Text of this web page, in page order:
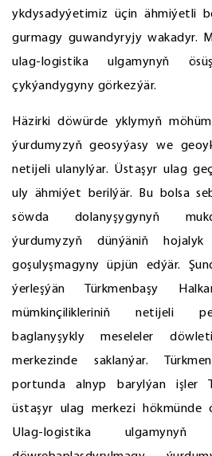
ykdysadyýetimiz üçin ähmiýetli
gurmagy guwandyryjy wakadyr.
ulag-logistika ulgamynyň
çykýandygyny görkezýär.
Häzirki döwürde yklymyň
ýurdumyzyň geosyýasy we
netijeli ulanylýar. Üstaşyr ulag
uly ähmiýet berilýär. Bu bolsa
söwda dolanyşygynyň
ýurdumyzyň dünýäniň hojalyk
goşulyşmagyny üpjün edýär.
ýerleşýän Türkmenbaşy
mümkinçilikleriniň netijeli
baglanyşykly meseleler
merkezinde saklanýar.
portunda alnyp barylýan işler
üstaşyr ulag merkezi hökmünde
Ulag-logistika